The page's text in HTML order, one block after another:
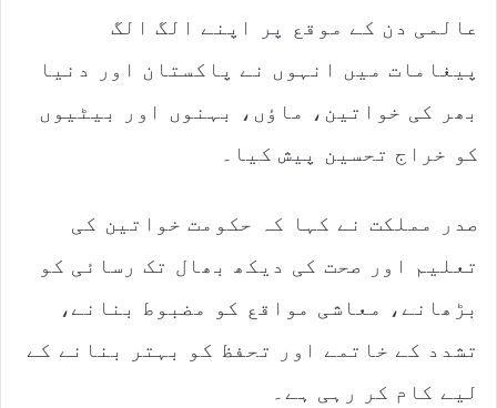
عالمی دن کے موقع پر اپنے الگ الگ
پیغامات میں انہوں نے پاکستان اور دنیا
بھر کی خواتین، ماؤں، بہنوں اور بیٹیوں
کو خراج تحسین پیش کیا۔
صدر مملکت نے کہا کہ حکومت خواتین کی
تعلیم اور صحت کی دیکھ بھال تک رسائی کو
بڑھانے، معاشی مواقع کو مضبوط بنانے،
تشدد کے خاتمے اور تحفظ کو بہتر بنانے کے
لیے کام کر رہی ہے۔